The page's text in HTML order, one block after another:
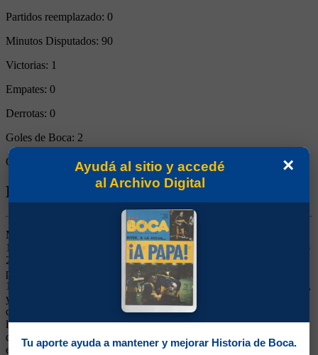
Partidos reemplazado: 0
Minutos Disputados: 90
Victorias: 1
Empates: 0
Derrotas: 0
Goles de Boca: 2
Goles rivales:
Biografía de Silvio Marzolini
Marcador Lateral Izquierdo. Ganó 6 títulos (Campeonatos 1962,
1964 y 1965, Nacionales 1969 y 1970, Copa Argentina 1969). Jugó
25 partidos en la Selección desde su llegada a Boca. Integró el
plantel que disputó el Sudamericano 1967 y los Mundiales 1962 y
1966. Capitán del equipo. Llegó desde Ferro junto a Antonio Roma,
y armó un carrera notable en el club. Uno de los más ganadores,
dueño de su puesto, considerado como el mejor lateral izquierdo de
la historia del fútbol argentino. Firme para la marca, jugando con
distinción, de salida precisa, de buen manejo. Pudo haber jugado en
el Milan en 1963, en Lazio, Fiorentina o Real Madrid en 1966 o en
×
Ayudá al sitio y accedé
al Archivo Digital
Tu aporte ayuda a mantener y mejorar Historia de Boca.